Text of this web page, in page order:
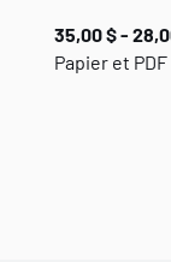
35,00 $ -
Papier et PDF